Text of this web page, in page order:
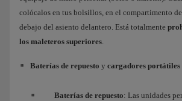
colócalos en tus bolsillos, en el compartimento
debajo del asiento delantero. Está totalmente
los maleteros superiores.
Baterías de repuesto y cargadores portátiles
Baterías de repuesto: Las unidades